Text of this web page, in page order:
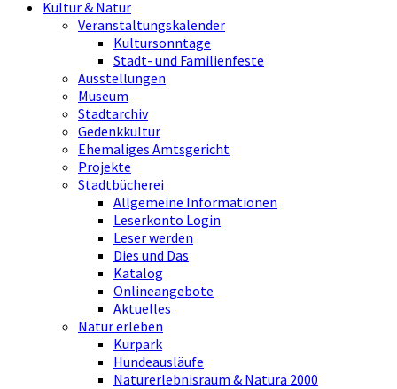
Kultur & Natur
Veranstaltungskalender
Kultursonntage
Stadt- und Familienfeste
Ausstellungen
Museum
Stadtarchiv
Gedenkkultur
Ehemaliges Amtsgericht
Projekte
Stadtbücherei
Allgemeine Informationen
Leserkonto Login
Leser werden
Dies und Das
Katalog
Onlineangebote
Aktuelles
Natur erleben
Kurpark
Hundeausläufe
Naturerlebnisraum & Natura 2000